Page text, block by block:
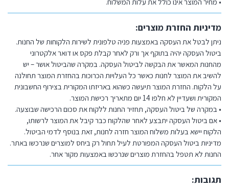
• מחיר המוצר אינו כולל את עלות המשלוח.
מדיניות החזרת מוצרים:
ניתן לבטל את העסקה באמצעות פניה טלפונית לשירות הלקוחות של החנות.
ביטול העסקה יהיה בתוקף אך ורק לאחר קבלת פקס או דואר אלקטרוני
מהחנות המאשר את הבקשה לביטול העסקה. במקרה שהביטול אושר – יש
להשיב את המוצר לחנות כאשר כל העלויות הכרוכות בהחזרת המוצר תחולנה
על הלקוח. החזרת המוצר תיעשה כשהוא באריזתו המקורית בצירוף החשבונית
המקורית ושעדיין לא חלפו 14 יום מתאריך רכישת המוצר.
• במקרה של ביטול העסקה, תחזיר החנות ללקוח את סכום הרכישה שבוצעה.
• אם ביטול העסקה יתבצע לאחר שהלקוח כבר קיבל את המוצר לרשותו,
הלקוח יישא בעלות משלוח המוצר חזרה לחנות, זאת בנוסף לדמי הביטול.
מדיניות ביטול העסקה המפורטת לעיל תחול רק ביחס למוצרים שנרכשו באתר.
החנות לא תטפל בהחזרת מוצרים שנרכשו באמצעות מקור אחר.
תגובות: